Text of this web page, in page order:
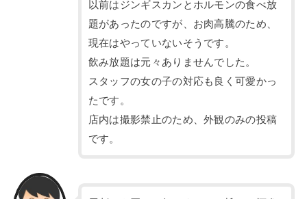
以前はジンギスカンとホルモンの食べ放
題があったのですが、お肉高騰のため、
現在はやっていないそうです。
飲み放題は元々ありませんでした。
スタッフの女の子の対応も良く可愛かっ
たです。
店内は撮影禁止のため、外観のみの投稿
です。